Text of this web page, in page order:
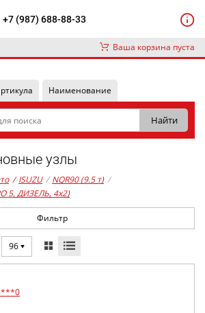
+7 (987) 688-88-33
Ваша корзина пуста
Наименование
узлы
/ ISUZU / NQR90 (9.5 т) /
5, ДИЗЕЛЬ, 4x2)
Фильтр
96